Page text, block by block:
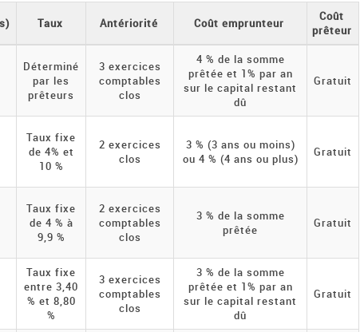
Taux Antériorité Coût emprunteur
Coût
prêteur
Déterminé
par les
prêteurs
3 exercices
comptables
clos
4 % de la somme
prêtée et 1% par an
sur le capital restant
dû
Gratuit
Taux fixe
de 4% et
10 %
2 exercices
clos
3 % (3 ans ou moins)
ou 4 % (4 ans ou plus)
Gratuit
Taux fixe
de 4 % à
9,9 %
2 exercices
comptables
clos
3 % de la somme
prêtée
Gratuit
Taux fixe
entre 3,40
% et 8,80
%
3 exercices
comptables
clos
3 % de la somme
prêtée et 1% par an
sur le capital restant
dû
Gratuit